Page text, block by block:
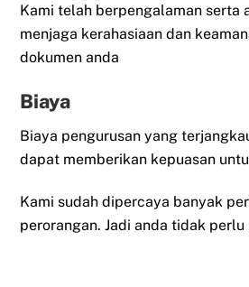
Kami telah berpengalaman serta
menjaga kerahasiaan dan
dokumen anda
Biaya
Biaya pengurusan yang
dapat memberikan kepuasan
Kami sudah dipercaya banyak
perorangan. Jadi anda tidak